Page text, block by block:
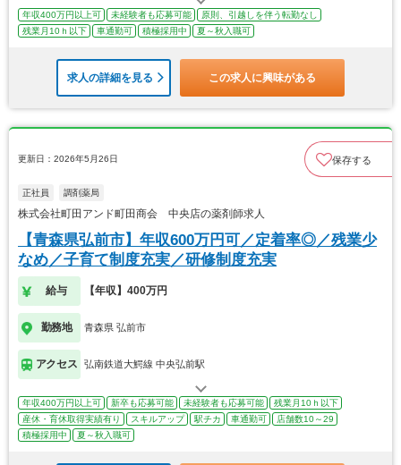
年収400万円以上可 未経験者も応募可能
原則、引越しを伴う転勤なし
残業月10ｈ以下
車通勤可 積極採用中 夏～秋入職可
求人の詳細を見る この求人に興味がある
更新日：2026年5月26日 保存する
正社員 調剤薬局
株式会社町田アンド町田商会 中央店の薬剤師求人
【青森県弘前市】年収600万円可／定着率◎／残業少
なめ／子育て制度充実／研修制度充実
給与 【年収】400万円
勤務地 青森県 弘前市
アクセス 弘南鉄道大鰐線 中央弘前駅
年収400万円以上可 新卒も応募可能 未経験者も応募可能
残業月10ｈ以下
産休・育休取得実績有り
スキルアップ 駅チカ 車通勤可
店舗数10～29
積極採用中
夏～秋入職可